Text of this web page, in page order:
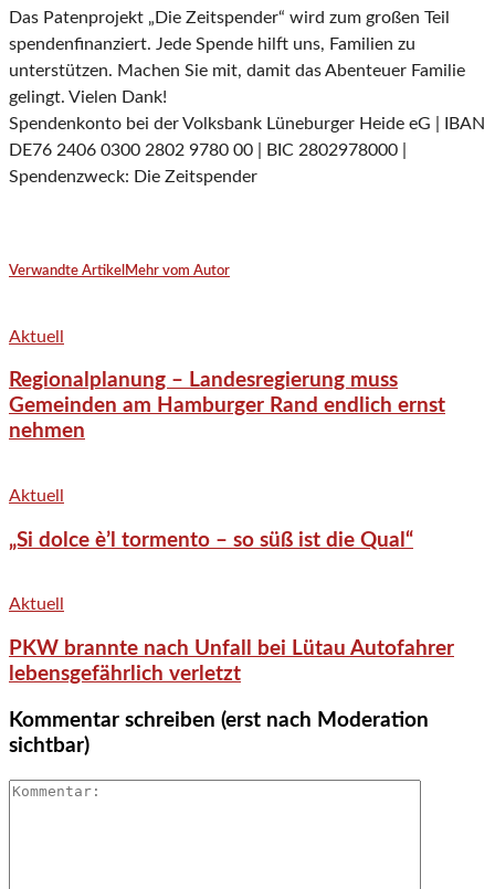
Das Patenprojekt „Die Zeitspender“ wird zum großen Teil
spendenfinanziert. Jede Spende hilft uns, Familien zu
unterstützen. Machen Sie mit, damit das Abenteuer Familie
gelingt. Vielen Dank!
Spendenkonto bei der Volksbank Lüneburger Heide eG | IBAN
DE76 2406 0300 2802 9780 00 | BIC 2802978000 |
Spendenzweck: Die Zeitspender
Verwandte Artikel Mehr vom Autor
Aktuell
Regionalplanung – Landesregierung muss
Gemeinden am Hamburger Rand endlich ernst
nehmen
Aktuell
„Si dolce è’l tormento – so süß ist die Qual“
Aktuell
PKW brannte nach Unfall bei Lütau Autofahrer
lebensgefährlich verletzt
Kommentar schreiben (erst nach Moderation
sichtbar)